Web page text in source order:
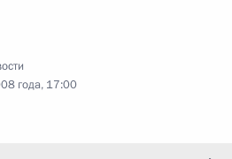
года, 17:00